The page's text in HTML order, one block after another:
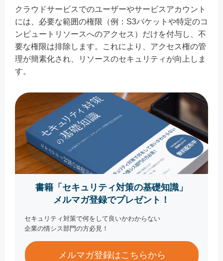
クラウドサービスでのユーザーやサービスアカウント
には、必要な範囲の権限（例：S3バケットや特定のコ
ンピュートリソースへのアクセス）だけを付与し、不
要な権限は排除します。これにより、アクセス権の管
理が簡素化され、リソースのセキュリティが向上しま
す。
書籍「セキュリティ対策の基礎知識」
メルマガ登録でプレゼント！
セキュリティ対策で何をして良いかわからない
企業の情シス部門の方必見！
メルマガ登録はこちらから